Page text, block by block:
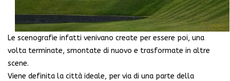
Le scenografie infatti venivano create per essere poi, una
volta terminate, smontate di nuovo e trasformate in altre
scene.
Viene definita la città ideale, per via di una parte della